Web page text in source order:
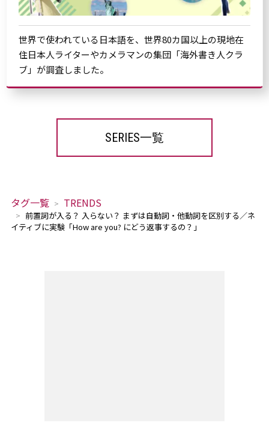
世界で使われている日本語を、世界80カ国以上の現地在
住日本人ライターやカメラマンの集団「海外書き人クラ
ブ」が調査しました。
SERIES一覧
タグ一覧 TRENDS
前置詞が入る？ 入らない？ まずは自動詞・他動詞を区別する／ネ
イティブに実験「How are you? にどう返事するの？」